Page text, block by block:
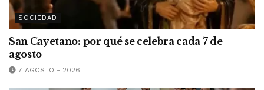
SOCIEDAD
San Cayetano: por qué se celebra cada 7 de
agosto
7 AGOSTO - 2026